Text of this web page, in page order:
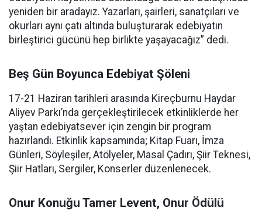
yeniden bir aradayız. Yazarları, şairleri, sanatçıları ve
okurları aynı çatı altında buluşturarak edebiyatın
birleştirici gücünü hep birlikte yaşayacağız” dedi.
Beş Gün Boyunca Edebiyat Şöleni
17-21 Haziran tarihleri arasında Kireçburnu Haydar
Aliyev Parkı’nda gerçekleştirilecek etkinliklerde her
yaştan edebiyatsever için zengin bir program
hazırlandı. Etkinlik kapsamında; Kitap Fuarı, İmza
Günleri, Söyleşiler, Atölyeler, Masal Çadırı, Şiir Teknesi,
Şiir Hatları, Sergiler, Konserler düzenlenecek.
Onur Konuğu Tamer Levent, Onur Ödülü